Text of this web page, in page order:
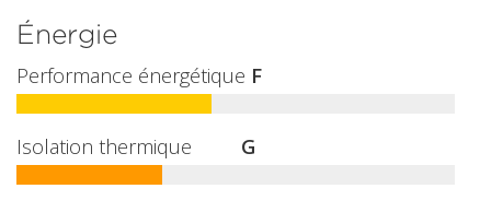
Énergie
Performance énergétique F
Isolation thermique G